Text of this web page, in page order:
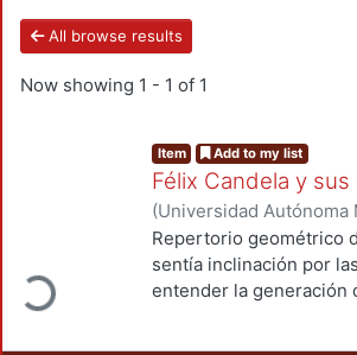
All browse results
Now showing 1 - 1 of 1
Item Add to my list
Félix Candela y
(Universidad Autónoma
Unidad Azcapotzalco.
y Artes para el Diseño,
Procesos y Técnicas de
Repertorio geométrico
sentía inclinación por
entender la generación